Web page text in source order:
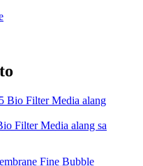
Filter Media alang sa